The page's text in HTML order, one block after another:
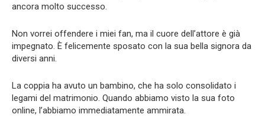
ancora molto successo.
Non vorrei offendere i miei fan, ma il cuore dell’attore è già
impegnato. È felicemente sposato con la sua bella signora da
diversi anni.
La coppia ha avuto un bambino, che ha solo consolidato i
legami del matrimonio. Quando abbiamo visto la sua foto
online, l’abbiamo immediatamente ammirata.